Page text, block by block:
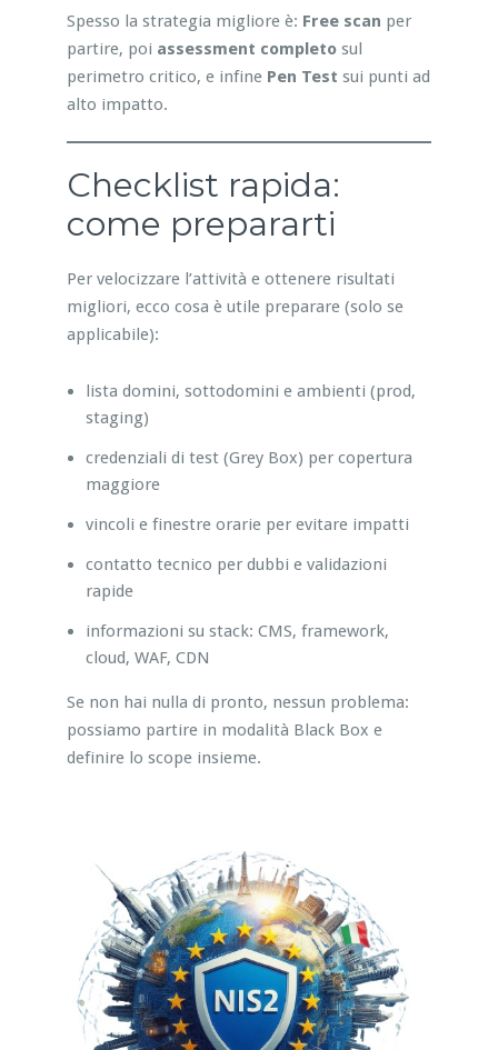
Spesso la strategia migliore è: Free scan per
partire, poi assessment completosul
perimetro critico, e infine Pen Test sui punti ad
alto impatto.
Checklist rapida:
come prepararti
Per velocizzare l’attività e ottenere risultati
migliori, ecco cosa è utile preparare (solo se
applicabile):
lista domini, sottodomini e ambienti (prod,
staging)
credenziali di test (Grey Box) per copertura
maggiore
vincoli e finestre orarie per evitare impatti
contatto tecnico per dubbi e validazioni
rapide
informazioni su stack: CMS, framework,
cloud, WAF, CDN
Se non hai nulla di pronto, nessun problema:
possiamo partire in modalità Black Box e
definire lo scope insieme.